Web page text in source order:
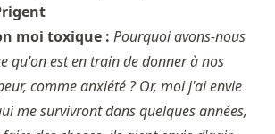
moi toxique : Pourquoi avons-nous
qu'on est en train de donner à nos
comme anxiété ? Or, moi j'ai envie
me survivront dans quelques années,